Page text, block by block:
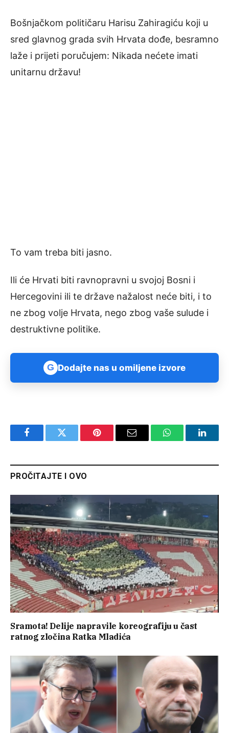
Bošnjačkom političaru Harisu Zahiragiću koji u
sred glavnog grada svih Hrvata dođe, besramno
laže i prijeti poručujem: Nikada nećete imati
unitarnu državu!
To vam treba biti jasno.
Ili će Hrvati biti ravnopravni u svojoj Bosni i
Hercegovini ili te države nažalost neće biti, i to
ne zbog volje Hrvata, nego zbog vaše sulude i
destruktivne politike.
G Dodajte nas u omiljene izvore
FacebookTwitter Pinterest Email WhatsApp
PROČITAJTE I OVO
Sramota! Delije napravile koreografiju u čast
ratnog zločina Ratka Mladića